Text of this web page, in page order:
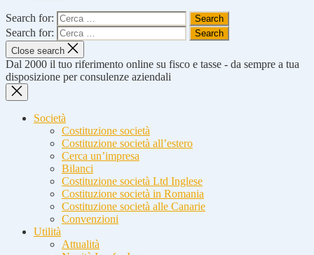
Search for:
Search for:
Close search
Dal 2000 il tuo riferimento online su fisco e tasse - da sempre a tua
disposizione per consulenze aziendali
Società
Costituzione società
Costituzione società all’estero
Cerca un’impresa
Bilanci
Costituzione società Ltd Inglese
Costituzione società in Romania
Costituzione società alle Canarie
Convenzioni
Utilità
Attualità